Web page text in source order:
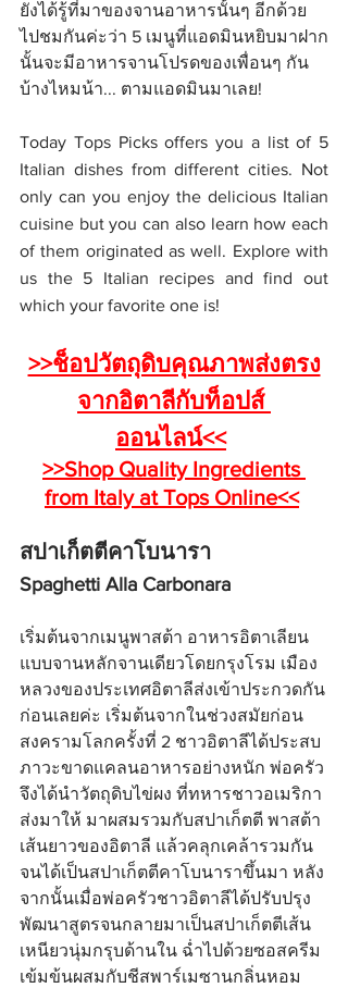
ยังได้รู้ที่มาของจานอาหารนั้นๆ อีกด้วย
ไปชมกันค่ะว่า 5 เมนูที่แอดมินหยิบมาฝาก
นั้นจะมีอาหารจานโปรดของเพื่อนๆ กัน
บ้างไหมน้า... ตามแอดมินมาเลย!
Today Tops Picks offers you a list of 5
Italian dishes from different cities. Not
only can you enjoy the delicious Italian
cuisine but you can also learn how each
of them originated as well. Explore with
us the 5 Italian recipes and find out
which your favorite one is!
>>ช็อปวัตถุดิบคุณภาพส่งตรง
จากอิตาลีกับท็อปส์
ออนไลน์<<
>>Shop Quality Ingredients
from Italy at Tops Online<<
สปาเก็ตตีคาโบนารา
Spaghetti Alla Carbonara
เริ่มต้นจากเมนูพาสต้า อาหารอิตาเลียน
แบบจานหลักจานเดียวโดยกรุงโรม เมือง
หลวงของประเทศอิตาลีส่งเข้าประกวดกัน
ก่อนเลยค่ะ เริ่มต้นจากในช่วงสมัยก่อน
สงครามโลกครั้งที่ 2 ชาวอิตาลีได้ประสบ
ภาวะขาดแคลนอาหารอย่างหนัก พ่อครัว
จึงได้นำวัตถุดิบไข่ผง ที่ทหารชาวอเมริกา
ส่งมาให้ มาผสมรวมกับสปาเก็ตตี พาสต้า
เส้นยาวของอิตาลี แล้วคลุกเคล้ารวมกัน
จนได้เป็นสปาเก็ตตีคาโบนาราขึ้นมา หลัง
จากนั้นเมื่อพ่อครัวชาวอิตาลีได้ปรับปรุง
พัฒนาสูตรจนกลายมาเป็นสปาเก็ตตีเส้น
เหนียวนุ่มกรุบด้านใน ฉ่ำไปด้วยซอสครีม
เข้มข้นผสมกับชีสพาร์เมซานกลิ่นหอม